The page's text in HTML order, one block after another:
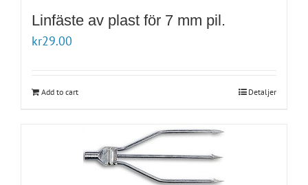
Linfäste av plast för 7 mm pil.
kr29.00
Add to cart Detaljer